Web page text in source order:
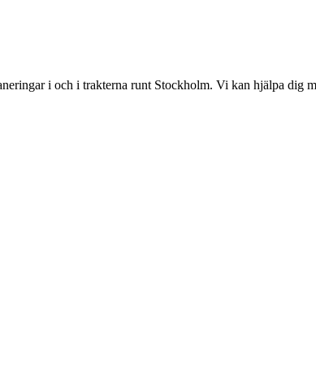
i och i trakterna runt Stockholm. Vi kan hjälpa dig